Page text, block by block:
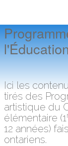
Ici les
tirés des
artistique du
élémentaire (1
12 années)
ontariens.